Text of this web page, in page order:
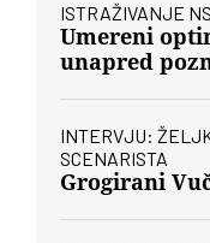
ISTRAŽIVANJE
Umereni
unapred
INTERVJU:
SCENARISTA
Grogirani